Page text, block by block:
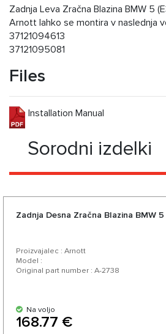
Zadnja Leva Zračna Blazina BMW 5
Arnott lahko se montira v naslednja
37121094613
37121095081
Files
Installation Manual
Sorodni izdelki
Zadnja Desna Zračna Blazina BMW
Proizvajalec : Arnott
Model :
Original part number : A-2738
Na voljo
168.77 €